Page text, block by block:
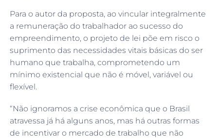
Para o autor da proposta, ao vincular integralmente
a remuneração do trabalhador ao sucesso do
empreendimento, o projeto de lei põe em risco o
suprimento das necessidades vitais básicas do ser
humano que trabalha, comprometendo um
mínimo existencial que não é móvel, variável ou
flexível.
“Não ignoramos a crise econômica que o Brasil
atravessa já há alguns anos, mas há outras formas
de incentivar o mercado de trabalho que não